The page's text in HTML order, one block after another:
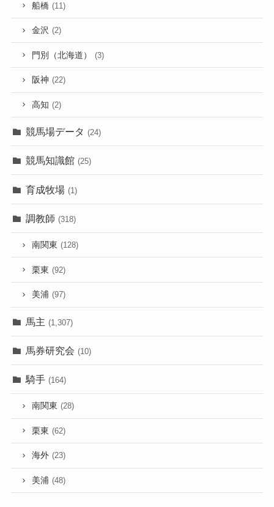
船橋 (11)
金沢 (2)
門別（北海道） (3)
阪神 (22)
高知 (2)
競馬場データ (24)
競馬知識館 (25)
育成牧場 (1)
調教師 (318)
南関東 (128)
栗東 (92)
美浦 (97)
馬主 (1,307)
馬券研究会 (10)
騎手 (164)
南関東 (28)
栗東 (62)
海外 (23)
美浦 (48)